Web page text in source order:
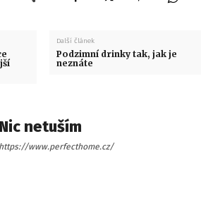
Další článek
Podzimní drinky tak, jak je
neznáte
Nic netuším
https://www.perfecthome.cz/